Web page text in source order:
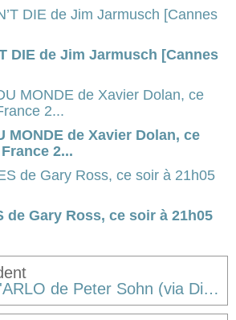
DIE de Jim Jarmusch [Cannes
MONDE de Xavier Dolan, ce
2...
de Gary Ross, ce soir à 21h05
LE VOYAGE D'ARLO de Peter Sohn (via Disney-Pixar)